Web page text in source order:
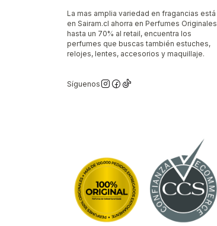
La mas amplia variedad en fragancias está
en Sairam.cl ahorra en Perfumes Originales
hasta un 70% al retail, encuentra los
perfumes que buscas también estuches,
relojes, lentes, accesorios y maquillaje.
Síguenos